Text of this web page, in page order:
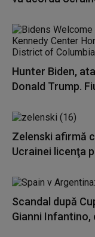
Hunter Biden,
Donald Trump.
Zelenski afirmă
Ucrainei licenţa
Scandal după
Gianni Infantino,